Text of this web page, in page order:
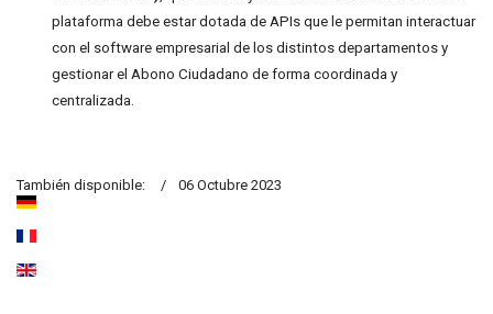
plataforma debe estar dotada de APIs que le permitan interactuar
con el software empresarial de los distintos departamentos y
gestionar el Abono Ciudadano de forma coordinada y
centralizada.
También disponible: 06 Octubre 2023